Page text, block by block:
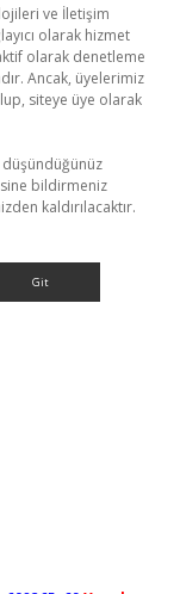
ve İletişim
olarak hizmet
olarak denetleme
Ancak, üyelerimiz
siteye üye olarak
düşündüğünüz
bildirmeniz
kaldırılacaktır.